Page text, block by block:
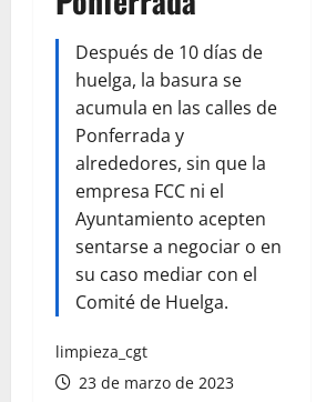
Después de 10 días de
huelga, la basura se
acumula en las calles de
Ponferrada y
alrededores, sin que la
empresa FCC ni el
Ayuntamiento acepten
sentarse a negociar o en
su caso mediar con el
Comité de Huelga.
limpieza_cgt
23 de marzo de 2023